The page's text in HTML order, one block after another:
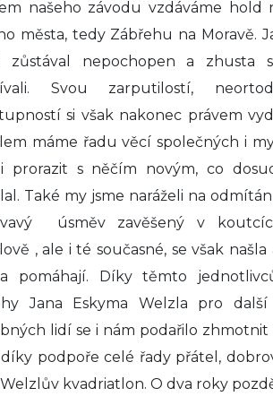
našeho závodu vzdáváme hold
města, tedy Zábřehu na Moravě.
zůstával nepochopen a zhusta
Svou zarputilostí,
si však nakonec právem
máme řadu věcí společných i
prorazit s něčím novým, co
Také my jsme naráželi na
úsměv zavěšený v
, ale i té současné, se však
pomáhají. Díky těmto
Jana Eskyma Welzla pro
lidí se i nám podařilo zhmotnit
díky podpoře celé řady přátel,
kvadriatlon. O dva roky